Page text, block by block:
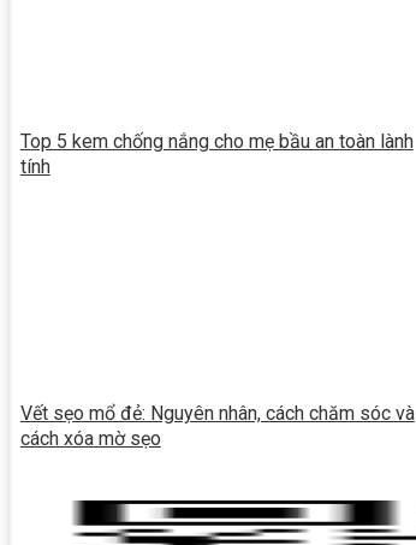
Top 5 kem chống nắng cho mẹ bầu an toàn lành
tính
Vết sẹo mổ đẻ: Nguyên nhân, cách chăm sóc và
cách xóa mờ sẹo